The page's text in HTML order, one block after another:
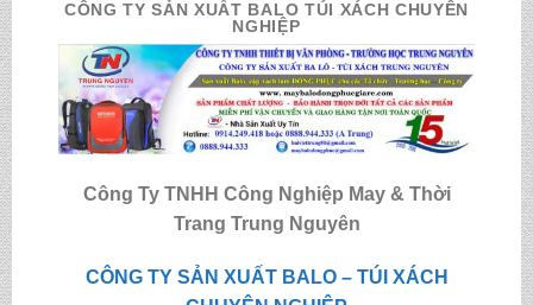
CÔNG TY SẢN XUẤT BALO TÚI XÁCH CHUYÊN
NGHIỆP
Công Ty TNHH Công Nghiệp May & Thời
Trang Trung Nguyên
CÔNG TY SẢN XUẤT BALO – TÚI XÁCH